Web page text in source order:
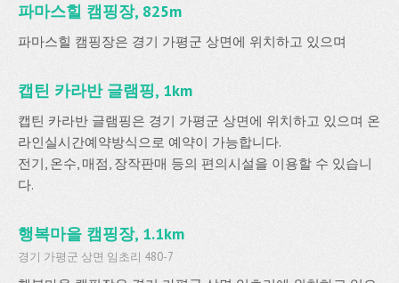
파마스힐 캠핑장, 825m
파마스힐 캠핑장은 경기 가평군 상면에 위치하고 있으며
캡틴 카라반 글램핑, 1km
캡틴 카라반 글램핑은 경기 가평군 상면에 위치하고 있으며 온
라인실시간예약방식으로 예약이 가능합니다.
전기, 온수, 매점, 장작판매 등의 편의시설을 이용할 수 있습니
다.
행복마을 캠핑장, 1.1km
경기 가평군 상면 임초리 480-7